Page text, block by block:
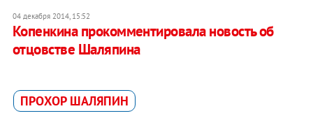
04 декабря 2014, 15:52
Копенкина прокомментировала новость об
отцовстве Шаляпина
ПРОХОР ШАЛЯПИН